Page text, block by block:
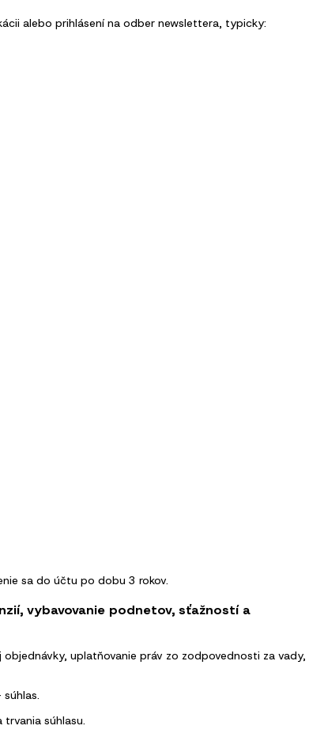
alebo prihlásení na odber newslettera, typicky:
sa do účtu po dobu 3 rokov.
vybavovanie podnetov, sťažností a
uplatňovanie práv zo zodpovednosti za vady,
súhlasu.